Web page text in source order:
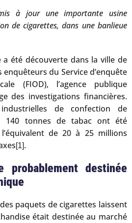
à jour une importante usine
de cigarettes, dans une banlieue
a été découverte dans la ville de
du Service d’enquête
(FIOD), l’agence publique
des investigations financières.
de confection de
140 tonnes de tabac ont été
de 20 à 25 millions
[1].
probablement destinée
paquets de cigarettes laissent
était destinée au marché